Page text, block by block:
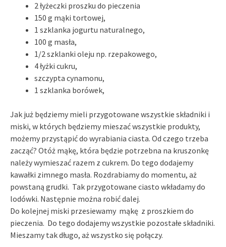
2 łyżeczki proszku do pieczenia
150 g mąki tortowej,
1 szklanka jogurtu naturalnego,
100 g masła,
1/2 szklanki oleju np. rzepakowego,
4 łyżki cukru,
szczypta cynamonu,
1 szklanka borówek,
Jak już będziemy mieli przygotowane wszystkie składniki i
miski, w których będziemy mieszać wszystkie produkty,
możemy przystąpić do wyrabiania ciasta. Od czego trzeba
zacząć? Otóż mąkę, która będzie potrzebna na kruszonkę
należy wymieszać razem z cukrem. Do tego dodajemy
kawałki zimnego masła. Rozdrabiamy do momentu, aż
powstaną grudki. Tak przygotowane ciasto wkładamy do
lodówki. Następnie można robić dalej.
Do kolejnej miski przesiewamy mąkę z proszkiem do
pieczenia. Do tego dodajemy wszystkie pozostałe składniki.
Mieszamy tak długo, aż wszystko się połączy.